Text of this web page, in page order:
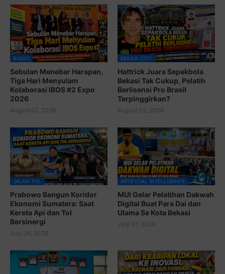
BISNIS
Sebulan Menebar Harapan,
Tiga Hari Menyulam
Kolaborasi IBOS #2 Expo
2026
August 07, 2026
BEKASI CITY
Hattrick Juara Sepakbola
Bekasi Tak Cukup, Pelatih
Berlisensi Pro Brasil
Terpinggirkan?
August 02, 2026
JALAN TOL
Prabowo Bangun Koridor
Ekonomi Sumatera: Saat
Kereta Api dan Tol
Bersinergi
July 29, 2026
ARTIFICIAL INTELLIGENCE
MUI Gelar Pelatihan Dakwah
Digital Buat Para Dai dan
Ulama Se Kota Bekasi
July 27, 2026